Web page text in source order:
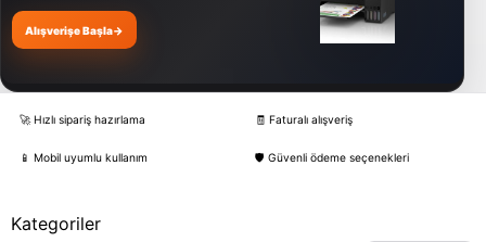
Alışverişe Başla→
🚀 Hızlı sipariş hazırlama 🧾 Faturalı alışveriş
📱 Mobil uyumlu kullanım 🛡️ Güvenli ödeme seçenekleri
Kategoriler